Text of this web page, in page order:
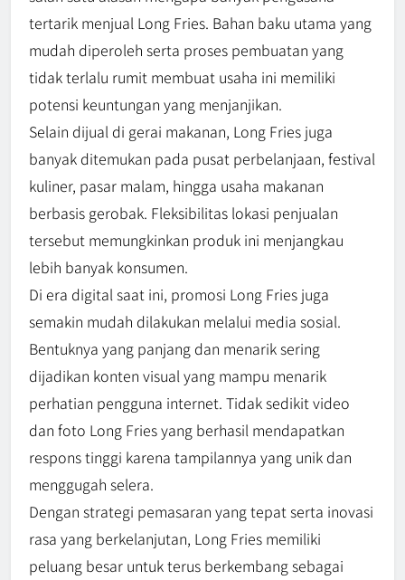
tertarik menjual Long Fries. Bahan baku utama yang
mudah diperoleh serta proses pembuatan yang
tidak terlalu rumit membuat usaha ini memiliki
potensi keuntungan yang menjanjikan.
Selain dijual di gerai makanan, Long Fries juga
banyak ditemukan pada pusat perbelanjaan, festival
kuliner, pasar malam, hingga usaha makanan
berbasis gerobak. Fleksibilitas lokasi penjualan
tersebut memungkinkan produk ini menjangkau
lebih banyak konsumen.
Di era digital saat ini, promosi Long Fries juga
semakin mudah dilakukan melalui media sosial.
Bentuknya yang panjang dan menarik sering
dijadikan konten visual yang mampu menarik
perhatian pengguna internet. Tidak sedikit video
dan foto Long Fries yang berhasil mendapatkan
respons tinggi karena tampilannya yang unik dan
menggugah selera.
Dengan strategi pemasaran yang tepat serta inovasi
rasa yang berkelanjutan, Long Fries memiliki
peluang besar untuk terus berkembang sebagai